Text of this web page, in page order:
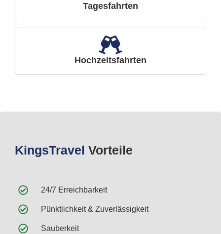
Tagesfahrten
Hochzeitsfahrten
KingsTravel Vorteile
24/7 Erreichbarkeit
Pünktlichkeit & Zuverlässigkeit
Sauberkeit